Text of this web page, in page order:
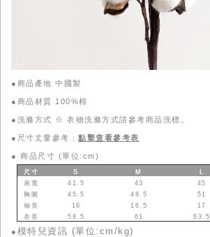
●商品產地 中國製
●商品材質 100%棉
●洗滌方式 ※ 衣物洗滌方式請參考商品洗標。
●尺寸丈量參考： 點擊查看參考表
● 商品尺寸 (單位:cm)
尺寸 S M L
肩寬
41.5 43 45
胸圍
45.5 48.5 51
袖長
16 16.5 17
衣長
58.5 61 63.5
● 模特兒資訊 (單位:cm/kg)